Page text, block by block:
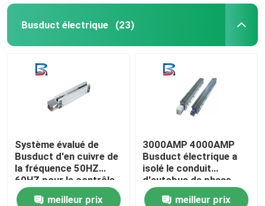
Busduct électrique (23)
Système évalué de
Busduct d'en cuivre de
la fréquence 50HZ
60HZ pour le contrôle
de moteur
meilleur prix
3000AMP 4000AMP
Busduct électrique a
isolé le conduit
d'autobus de phase
meilleur prix